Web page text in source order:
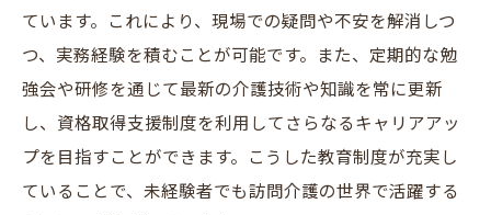
ています。これにより、現場での疑問や不安を解消しつ
つ、実務経験を積むことが可能です。また、定期的な勉
強会や研修を通じて最新の介護技術や知識を常に更新
し、資格取得支援制度を利用してさらなるキャリアアッ
プを目指すことができます。こうした教育制度が充実し
ていることで、未経験者でも訪問介護の世界で活躍する